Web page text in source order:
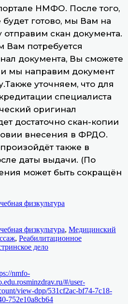
НМФО. После того,
будет готово, мы Вам на
отправим скан документа.
Вам потребуется
документа, Вы сможете
и мы направим документ
уточняем, что для
специалиста
оригинал
достаточно скан-копии
внесения в ФРДО.
также в
даты выдачи. (По
может быть сокращён
физкультура
физкультура, Медицинский
, Реабилитационное
дело
nmfo-
#/user-
view-dpp/531cf2ac-bf74-7c18-
752e10a8cb64